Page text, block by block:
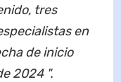
tres
en
de inicio
2024 ".